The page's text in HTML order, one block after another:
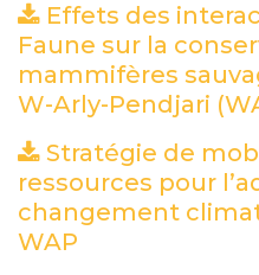
Effets des
Faune sur la
mammifères
W-Arly-Pendjari
Stratégie de
ressources pour
changement
WAP